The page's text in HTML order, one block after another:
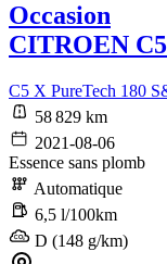
Occasion
CITROEN
C5 X PureTech 180
58 829 km
2021-08-06
Essence sans plomb
Automatique
6,5 l/100km
D (148 g/km)